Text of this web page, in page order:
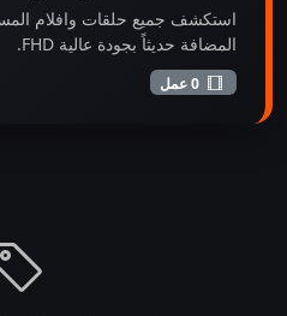
استكشف جميع حلقات وافلام
المضافة حديثاً بجودة عالية FHD.